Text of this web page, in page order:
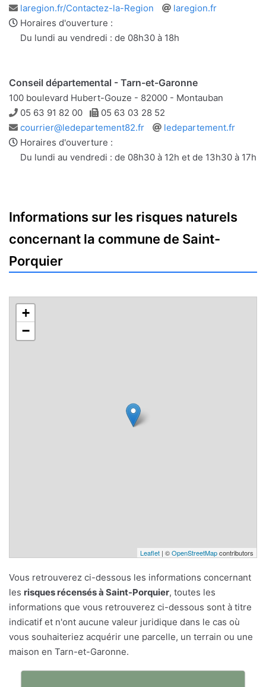
Adresse
e-
mail
laregion.fr/Contactez-la-Region
Site
laregion.fr
Horaires d'ouverture :
Du lundi au vendredi : de 08h30 à 18h
Conseil départemental - Tarn-et-Garonne
100 boulevard Hubert-Gouze - 82000 - Montauban
Téléphone
05 63 91 82 00 Télécopie
05 63 03 28 52
Adresse
e-
mail
courrier@ledepartement82.fr
Site
ledepartement.fr
Horaires d'ouverture :
Du lundi au vendredi : de 08h30 à 12h et de 13h30 à 17h
Informations sur les risques naturels
concernant la commune de Saint-
Porquier
+
−
Leaflet | ©OpenStreetMapcontributors
Vous retrouverez ci-dessous les informations concernant
les risques récensés à Saint-Porquier, toutes les
informations que vous retrouverez ci-dessous sont à titre
indicatif et n'ont aucune valeur juridique dans le cas où
vous souhaiteriez acquérir une parcelle, un terrain ou une
maison en Tarn-et-Garonne.